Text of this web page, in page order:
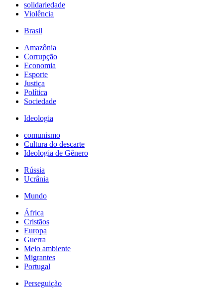
solidariedade
Violência
Brasil
Amazônia
Corrupção
Economia
Esporte
Justiça
Política
Sociedade
Ideologia
comunismo
Cultura do descarte
Ideologia de Gênero
Rússia
Ucrânia
Mundo
África
Cristãos
Europa
Guerra
Meio ambiente
Migrantes
Portugal
Perseguição